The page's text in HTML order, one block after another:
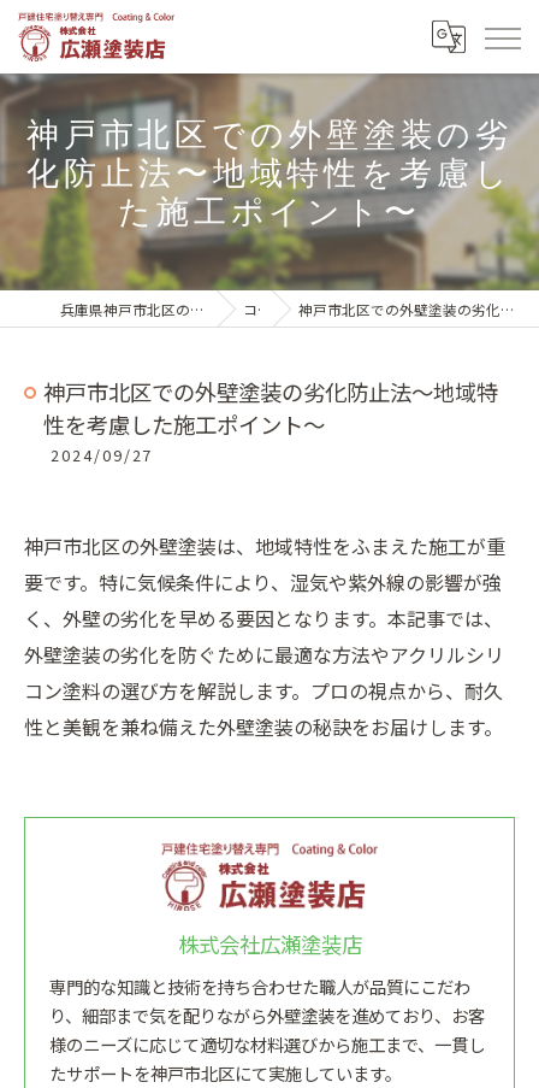
神戸市北区での外壁塗装の劣
化防止法〜地域特性を考慮し
た施工ポイント〜
兵庫県神戸市北区の外壁塗装は株式会社広瀬塗装店 コラム 神戸市北区での外壁塗装の劣化防止法〜地域特性を考慮した施工ポイント〜
神戸市北区での外壁塗装の劣化防止法〜地域特
性を考慮した施工ポイント〜
2024/09/27
神戸市北区の外壁塗装は、地域特性をふまえた施工が重
要です。特に気候条件により、湿気や紫外線の影響が強
く、外壁の劣化を早める要因となります。本記事では、
外壁塗装の劣化を防ぐために最適な方法やアクリルシリ
コン塗料の選び方を解説します。プロの視点から、耐久
性と美観を兼ね備えた外壁塗装の秘訣をお届けします。
株式会社広瀬塗装店
専門的な知識と技術を持ち合わせた職人が品質にこだわ
り、細部まで気を配りながら外壁塗装を進めており、お客
様のニーズに応じて適切な材料選びから施工まで、一貫し
たサポートを神戸市北区にて実施しています。